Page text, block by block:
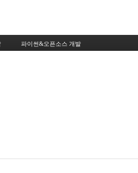
파이썬&오픈소스 개발